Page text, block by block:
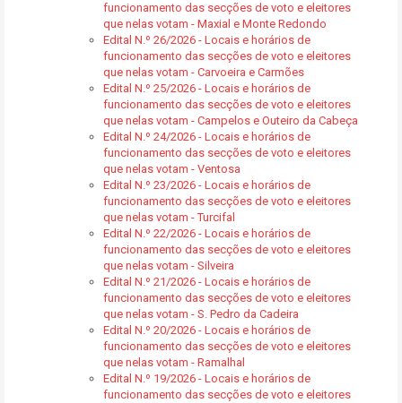
funcionamento das secções de voto e eleitores
que nelas votam - Maxial e Monte Redondo
Edital N.º 26/2026 - Locais e horários de
funcionamento das secções de voto e eleitores
que nelas votam - Carvoeira e Carmões
Edital N.º 25/2026 - Locais e horários de
funcionamento das secções de voto e eleitores
que nelas votam - Campelos e Outeiro da Cabeça
Edital N.º 24/2026 - Locais e horários de
funcionamento das secções de voto e eleitores
que nelas votam - Ventosa
Edital N.º 23/2026 - Locais e horários de
funcionamento das secções de voto e eleitores
que nelas votam - Turcifal
Edital N.º 22/2026 - Locais e horários de
funcionamento das secções de voto e eleitores
que nelas votam - Silveira
Edital N.º 21/2026 - Locais e horários de
funcionamento das secções de voto e eleitores
que nelas votam - S. Pedro da Cadeira
Edital N.º 20/2026 - Locais e horários de
funcionamento das secções de voto e eleitores
que nelas votam - Ramalhal
Edital N.º 19/2026 - Locais e horários de
funcionamento das secções de voto e eleitores